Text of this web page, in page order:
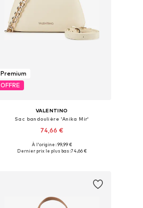
Premium
OFFRE
VALENTINO
Sac bandoulière 'Anika Mir'
74,66 €
Tailles disponibles: One Size
À l'origine : 99,99 €
Dernier prix le plus bas :74,66 €